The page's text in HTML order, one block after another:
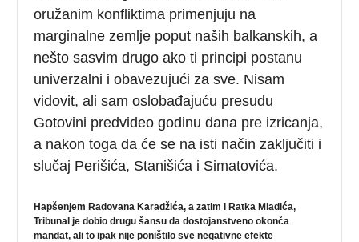
oružanim konfliktima primenjuju na
marginalne zemlje poput naših balkanskih, a
nešto sasvim drugo ako ti principi postanu
univerzalni i obavezujući za sve. Nisam
vidovit, ali sam oslobađajuću presudu
Gotovini predvideo godinu dana pre izricanja,
a nakon toga da će se na isti način zaključiti i
slučaj Perišića, Stanišića i Simatovića.
Hapšenjem Radovana Karadžića, a zatim i Ratka Mladića,
Tribunal je dobio drugu šansu da dostojanstveno okonča
mandat, ali to ipak nije poništilo sve negativne efekte